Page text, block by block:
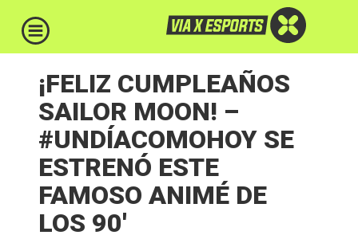
¡FELIZ CUMPLEAÑOS
SAILOR MOON! –
#UNDÍACOMOHOY SE
ESTRENÓ ESTE
FAMOSO ANIMÉ DE
LOS 90′